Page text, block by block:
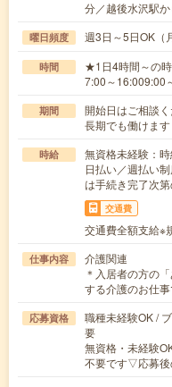
分／越後水沢駅
曜日頻度 週3日～5日OK
時間
★1日4時間～の
7:00～16:009:00
期間
開始日はご相談
長期でも働けます
時給
無資格未経験：
日払い／週払い
は手続き完了次第
交通費
交通費全額支給※
仕事内容
介護関連
＊入居者の方の
する介護のお仕
応募資格
職種未経験OK /
要
無資格・未経験
不要です▽応募